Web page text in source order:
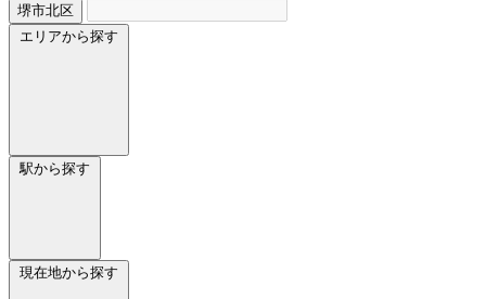
堺市北区
エリアから探す
駅から探す
現在地から探す